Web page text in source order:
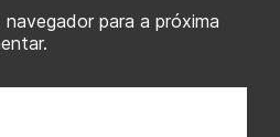
para a próxima